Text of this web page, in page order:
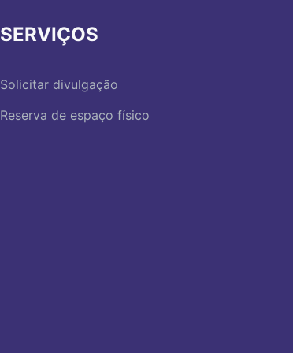
SERVIÇOS
Solicitar divulgação
Reserva de espaço físico